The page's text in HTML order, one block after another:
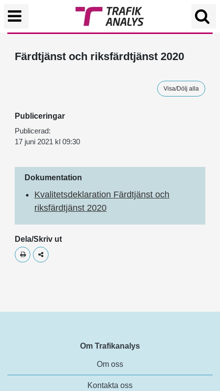
Färdtjänst och riksfärdtjänst 2020
Visa/Dölj alla
Publiceringar
Publicerad:
17 juni 2021 kl 09:30
Dokumentation
Kvalitetsdeklaration Färdtjänst och
riksfärdtjänst 2020
Dela/Skriv ut
Skriv utDela
Om Trafikanalys
Om oss
Kontakta oss